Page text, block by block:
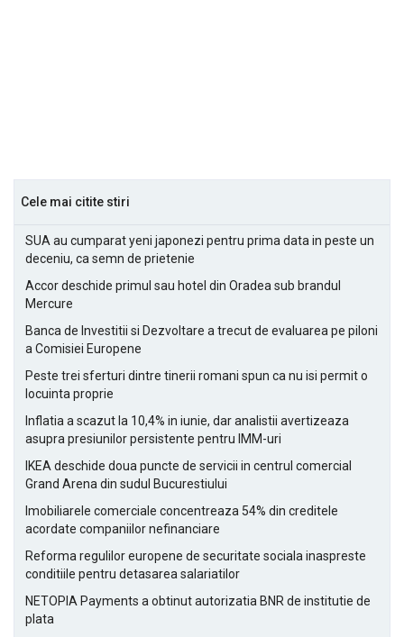
Cele mai citite stiri
SUA au cumparat yeni japonezi pentru prima data in peste un
deceniu, ca semn de prietenie
Accor deschide primul sau hotel din Oradea sub brandul
Mercure
Banca de Investitii si Dezvoltare a trecut de evaluarea pe piloni
a Comisiei Europene
Peste trei sferturi dintre tinerii romani spun ca nu isi permit o
locuinta proprie
Inflatia a scazut la 10,4% in iunie, dar analistii avertizeaza
asupra presiunilor persistente pentru IMM-uri
IKEA deschide doua puncte de servicii in centrul comercial
Grand Arena din sudul Bucurestiului
Imobiliarele comerciale concentreaza 54% din creditele
acordate companiilor nefinanciare
Reforma regulilor europene de securitate sociala inaspreste
conditiile pentru detasarea salariatilor
NETOPIA Payments a obtinut autorizatia BNR de institutie de
plata